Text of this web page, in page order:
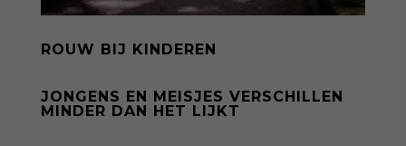
ROUW BIJ KINDEREN
JONGENS EN MEISJES VERSCHILLEN
MINDER DAN HET LIJKT